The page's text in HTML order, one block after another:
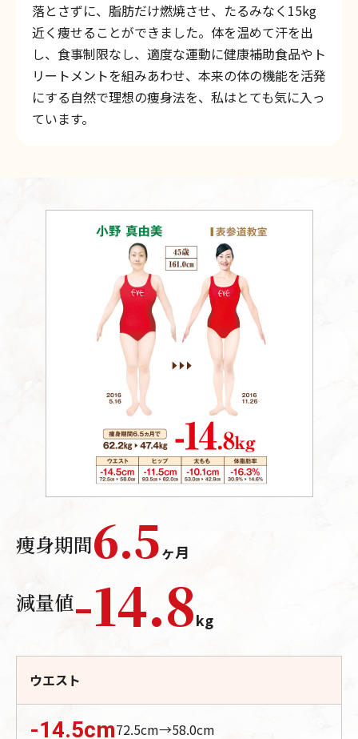
落とさずに、脂肪だけ燃焼させ、たるみなく15kg
近く痩せることができました。体を温めて汗を出
し、食事制限なし、適度な運動に健康補助食品やト
リートメントを組みあわせ、本来の体の機能を活発
にする自然で理想の痩身法を、私はとても気に入っ
ています。
痩身期間6.5ヶ月
減量値-14.8kg
ウエスト
-14.5cm72.5cm→58.0cm